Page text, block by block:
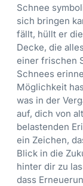
Schnee
sich bringen
fällt, hüllt er
Decke, die
einer frischen
Schnees
Möglichkeit
was in der
auf, dich von
belastenden
ein Zeichen,
Blick in die
hinter dir zu
dass